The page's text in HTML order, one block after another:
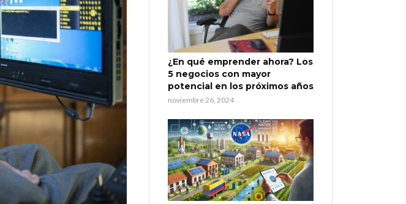
¿En qué emprender ahora? Los
5 negocios con mayor
potencial en los próximos años
noviembre 26, 2024